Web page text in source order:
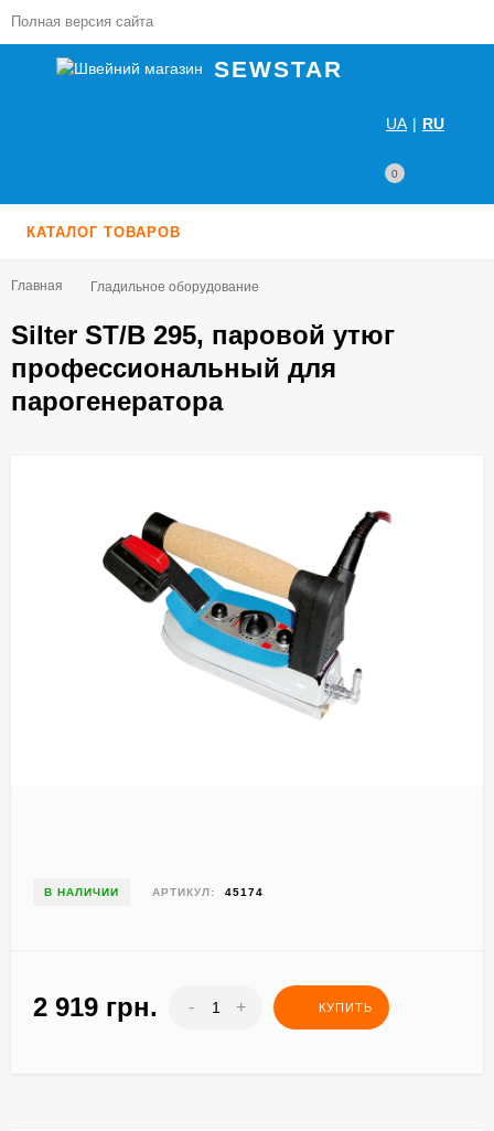
Полная версия сайта
UA | RU
0
SEWSTAR
КАТАЛОГ ТОВАРОВ
Главная Гладильное оборудование
Silter ST/B 295, паровой утюг
профессиональный для
парогенератора
В НАЛИЧИИ АРТИКУЛ: 45174
2 919 грн. - + КУПИТЬ